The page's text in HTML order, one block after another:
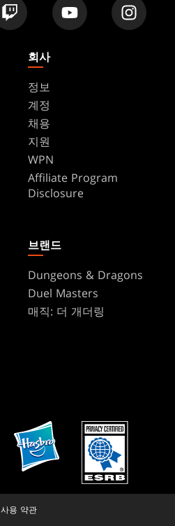
회사
정보
계정
채용
지원
WPN
Affiliate Program
Disclosure
브랜드
Dungeons & Dragons
Duel Masters
매직: 더 개더링
사용 약관